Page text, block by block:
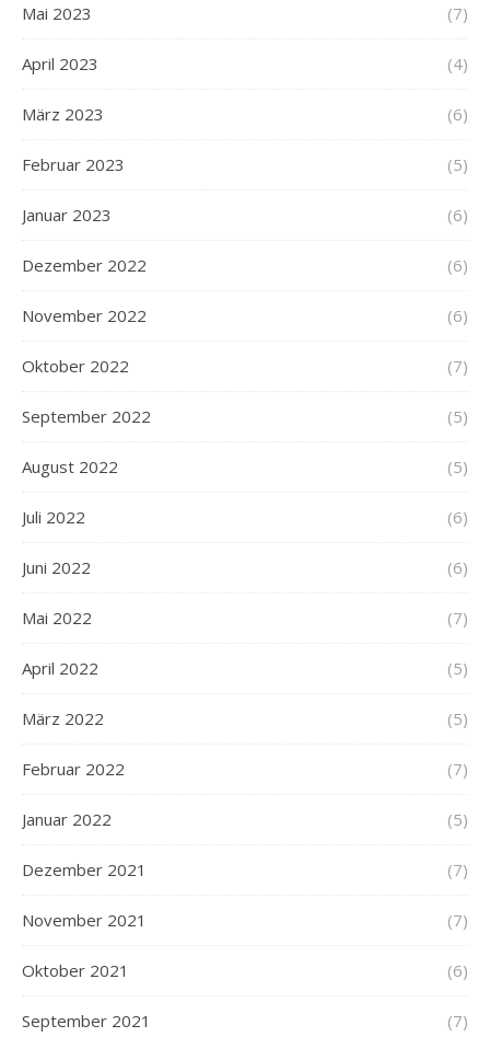
Mai 2023 (7)
April 2023 (4)
März 2023 (6)
Februar 2023 (5)
Januar 2023 (6)
Dezember 2022 (6)
November 2022 (6)
Oktober 2022 (7)
September 2022 (5)
August 2022 (5)
Juli 2022 (6)
Juni 2022 (6)
Mai 2022 (7)
April 2022 (5)
März 2022 (5)
Februar 2022 (7)
Januar 2022 (5)
Dezember 2021 (7)
November 2021 (7)
Oktober 2021 (6)
September 2021 (7)